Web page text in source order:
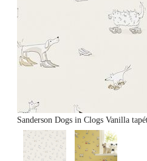
Sanderson Dogs in Clogs Vanilla